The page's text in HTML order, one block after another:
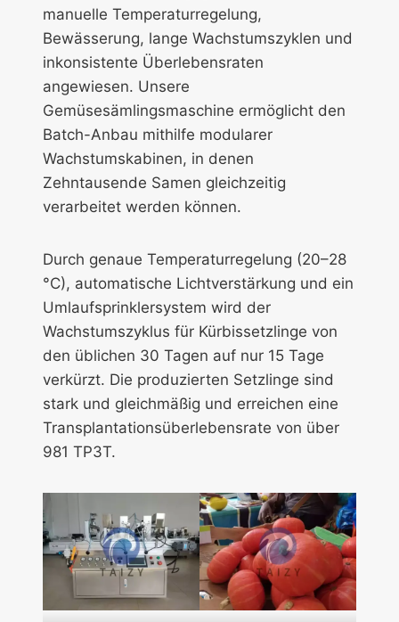
manuelle Temperaturregelung,
Bewässerung, lange Wachstumszyklen und
inkonsistente Überlebensraten
angewiesen. Unsere
Gemüsesämlingsmaschine ermöglicht den
Batch-Anbau mithilfe modularer
Wachstumskabinen, in denen
Zehntausende Samen gleichzeitig
verarbeitet werden können.
Durch genaue Temperaturregelung (20–28
°C), automatische Lichtverstärkung und ein
Umlaufsprinklersystem wird der
Wachstumszyklus für Kürbissetzlinge von
den üblichen 30 Tagen auf nur 15 Tage
verkürzt. Die produzierten Setzlinge sind
stark und gleichmäßig und erreichen eine
Transplantationsüberlebensrate von über
981 TP3T.